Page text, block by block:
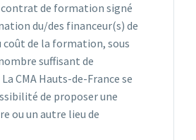
de formation signé
du/des financeur(s) de
de la formation, sous
suffisant de
CMA Hauts-de-France se
de proposer une
ou un autre lieu de